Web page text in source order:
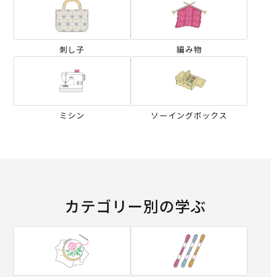
刺し子 編み物
ミシン ソーイングボックス
カテゴリー別の学ぶ